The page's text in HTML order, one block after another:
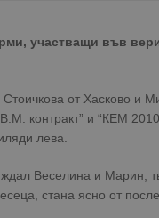
участващи във
от Хасково и
контракт” и “КЕМ
лева.
Веселина и Марин,
стана ясно от